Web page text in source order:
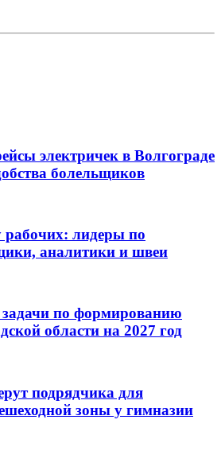
электричек в Волгограде
болельщиков
рабочих: лидеры по
аналитики и швеи
по формированию
области на 2027 год
подрядчика для
зоны у гимназии